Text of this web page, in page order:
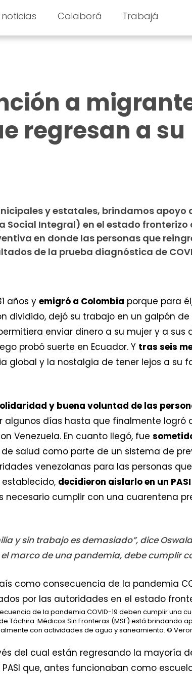
Colaborá Trabajá
a
regresan a su
y estatales, brindamos apoyo
Social Integral) en el estado fronterizo
en donde las personas que
de la prueba diagnóstica de
años y emigró a Colombia porque para
dividido, dejó su trabajo en un galpón
enviar dinero a su mujer y a sus
probó suerte en Ecuador. Y tras seis
global y la nostalgia de tener lejos a su
y buena voluntad de las
algunos días hasta que finalmente logró
Venezuela. En cuanto llegó, fue
salud como parte de un sistema de
venezolanas para las personas
decidieron aislarlo en un PASI
necesario cumplir con una cuarentena
y sin trabajo es demasiado”, dice
marco de una pandemia, debe cumplir
de la pandemia COVID-19 deben cumplir una
Táchira. Médicos Sin Fronteras (MSF) está brindando
con actividades de agua y saneamiento. ©
del cual están regresando la mayoría
que, antes funcionaban como